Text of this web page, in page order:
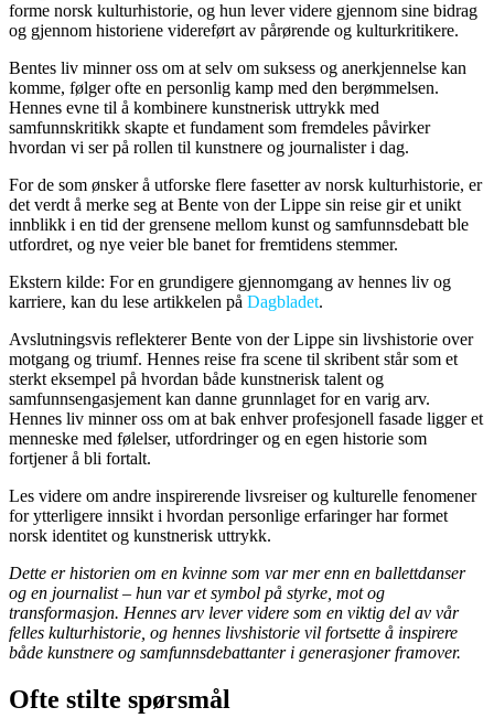
forme norsk kulturhistorie, og hun lever videre gjennom sine bidrag
og gjennom historiene videreført av pårørende og kulturkritikere.
Bentes liv minner oss om at selv om suksess og anerkjennelse kan
komme, følger ofte en personlig kamp med den berømmelsen.
Hennes evne til å kombinere kunstnerisk uttrykk med
samfunnskritikk skapte et fundament som fremdeles påvirker
hvordan vi ser på rollen til kunstnere og journalister i dag.
For de som ønsker å utforske flere fasetter av norsk kulturhistorie, er
det verdt å merke seg at Bente von der Lippe sin reise gir et unikt
innblikk i en tid der grensene mellom kunst og samfunnsdebatt ble
utfordret, og nye veier ble banet for fremtidens stemmer.
Ekstern kilde: For en grundigere gjennomgang av hennes liv og
karriere, kan du lese artikkelen på Dagbladet.
Avslutningsvis reflekterer Bente von der Lippe sin livshistorie over
motgang og triumf. Hennes reise fra scene til skribent står som et
sterkt eksempel på hvordan både kunstnerisk talent og
samfunnsengasjement kan danne grunnlaget for en varig arv.
Hennes liv minner oss om at bak enhver profesjonell fasade ligger et
menneske med følelser, utfordringer og en egen historie som
fortjener å bli fortalt.
Les videre om andre inspirerende livsreiser og kulturelle fenomener
for ytterligere innsikt i hvordan personlige erfaringer har formet
norsk identitet og kunstnerisk uttrykk.
Dette er historien om en kvinne som var mer enn en ballettdanser
og en journalist – hun var et symbol på styrke, mot og
transformasjon. Hennes arv lever videre som en viktig del av vår
felles kulturhistorie, og hennes livshistorie vil fortsette å inspirere
både kunstnere og samfunnsdebattanter i generasjoner framover.
Ofte stilte spørsmål